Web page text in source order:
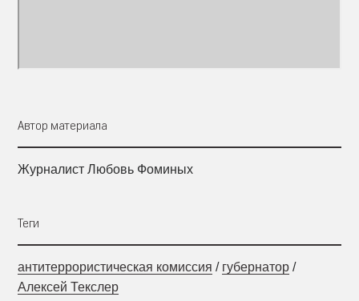
Автор материала
Журналист Любовь Фоминых
Теги
антитеррористическая комиссия / губернатор /
Алексей Текслер